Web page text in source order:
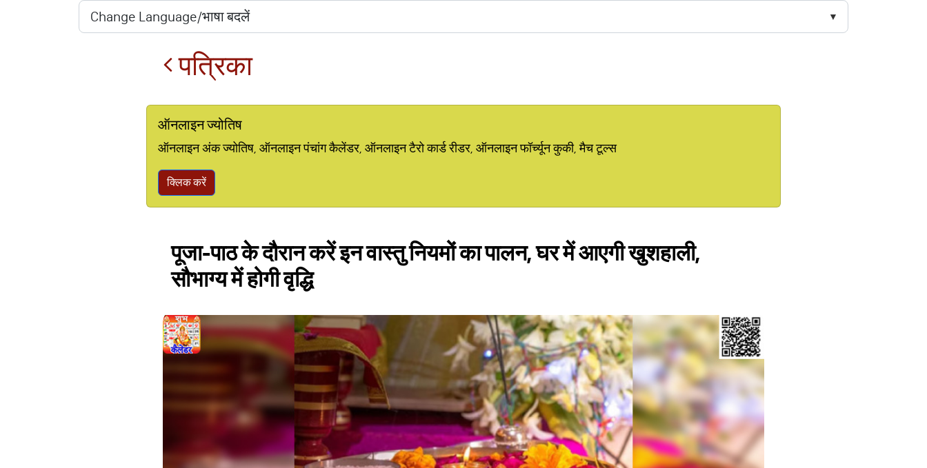
पत्रिका
ऑनलाइन ज्योतिष
ऑनलाइन अंक ज्योतिष, ऑनलाइन पंचांग कैलेंडर, ऑनलाइन टैरो कार्ड रीडर, ऑनलाइन फॉर्च्यून कुकी, मैच टूल्स
क्लिक करें
पूजा-पाठ के दौरान करें इन वास्तु नियमों का पालन, घर में आएगी खुशहाली,
सौभाग्य में होगी वृद्धि